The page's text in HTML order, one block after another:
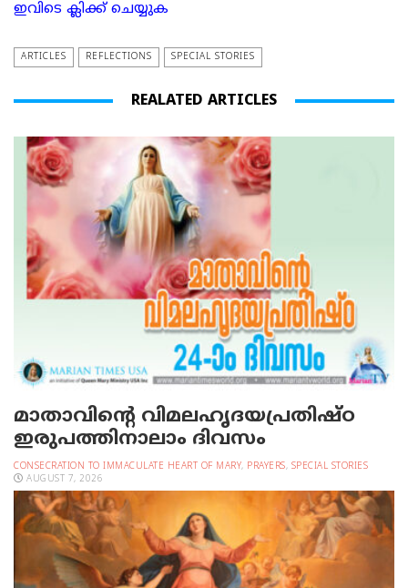
ഇവിടെ ക്ലിക്ക് ചെയ്യുക
ARTICLES REFLECTIONS SPECIAL STORIES
REALATED ARTICLES
മാതാവിന്റെ വിമലഹൃദയപ്രതിഷ്ഠ
ഇരുപത്തിനാലാം ദിവസം
CONSECRATION TO IMMACULATE HEART OF MARY, PRAYERS, SPECIAL STORIES
AUGUST 7, 2026